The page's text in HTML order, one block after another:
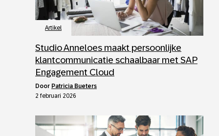
Artikel
Studio Anneloes maakt persoonlijke
klantcommunicatie schaalbaar met SAP
Engagement Cloud
door Patricia Bueters
2 februari 2026